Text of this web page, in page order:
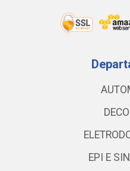
EPI E